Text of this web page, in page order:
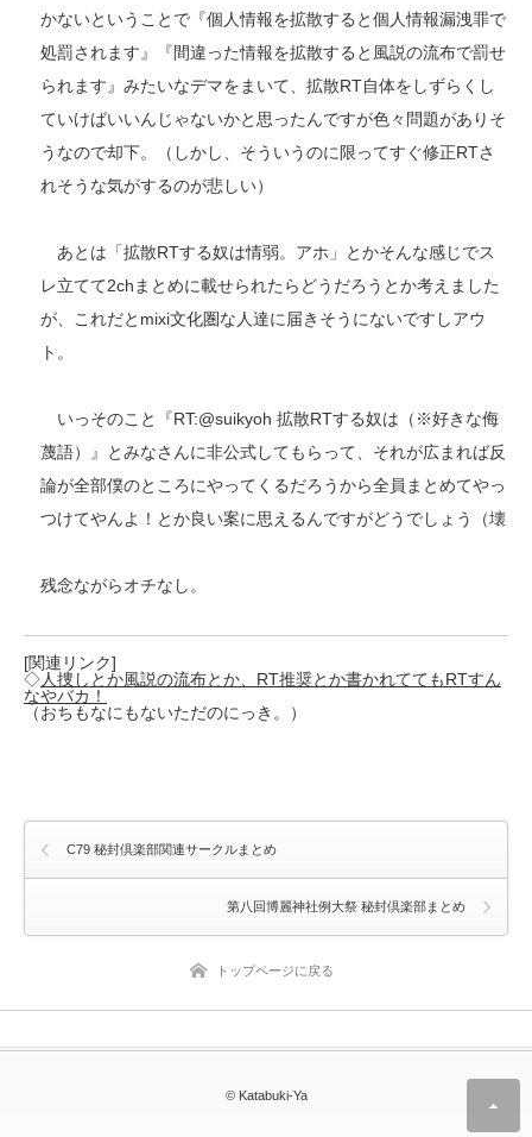
かないということで『個人情報を拡散すると個人情報漏洩罪で
処罰されます』『間違った情報を拡散すると風説の流布で罰せ
られます』みたいなデマをまいて、拡散RT自体をしずらくし
ていけばいいんじゃないかと思ったんですが色々問題がありそ
うなので却下。（しかし、そういうのに限ってすぐ修正RTさ
れそうな気がするのが悲しい）
あとは「拡散RTする奴は情弱。アホ」とかそんな感じでス
レ立てて2chまとめに載せられたらどうだろうとか考えました
が、これだとmixi文化圏な人達に届きそうにないですしアウ
ト。
いっそのこと『RT:@suikyoh 拡散RTする奴は（※好きな侮
蔑語）』とみなさんに非公式してもらって、それが広まれば反
論が全部僕のところにやってくるだろうから全員まとめてやっ
つけてやんよ！とか良い案に思えるんですがどうでしょう（壊
残念ながらオチなし。
[関連リンク]
◇人捜しとか風説の流布とか、RT推奨とか書かれててもRTすん
なやバカ！
（おちもなにもないただのにっき。）
C79 秘封倶楽部関連サークルまとめ
第八回博麗神社例大祭 秘封倶楽部まとめ
トップページに戻る
© Katabuki-Ya